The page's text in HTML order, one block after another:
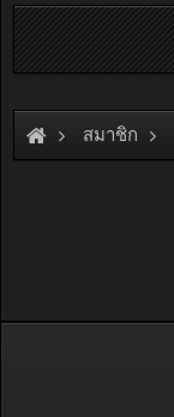
สมาชิก